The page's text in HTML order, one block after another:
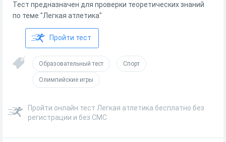
Тест предназначен для проверки теоретических знаний
по теме "Легкая атлетика"
Пройти тест
Образовательный тест Спорт
Олимпийские игры
Пройти онлайн тест Легкая атлетика бесплатно без
регистрации и без СМС